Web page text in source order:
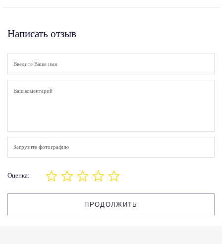
Написать отзыв
Загрузите фотографию
Оценка:
ПРОДОЛЖИТЬ